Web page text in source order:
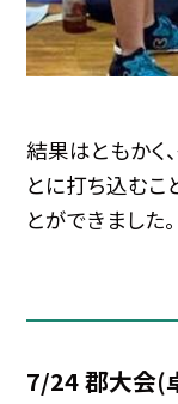
結果はともかく
とに打ち込むこ
とができました。
7/24 郡大会(